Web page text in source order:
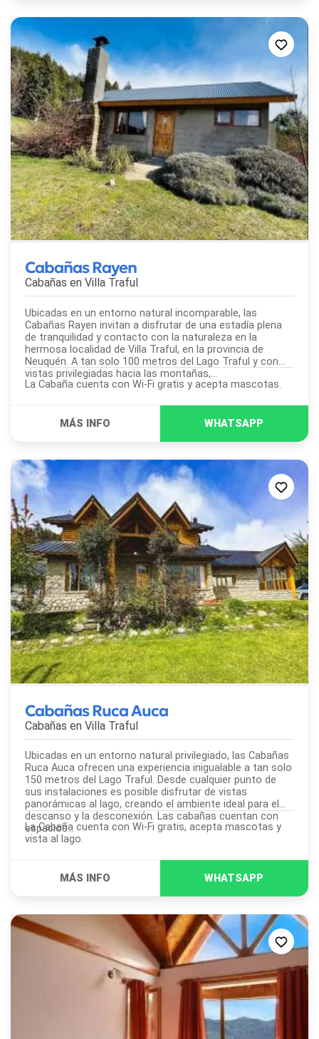
Cabañas Rayen
Cabañas en Villa Traful
Ubicadas en un entorno natural incomparable, las
Cabañas Rayen invitan a disfrutar de una estadía plena
de tranquilidad y contacto con la naturaleza en la
hermosa localidad de Villa Traful, en la provincia de
Neuquén. A tan solo 100 metros del Lago Traful y con
vistas privilegiadas hacia las montañas,...
La Cabaña cuenta con Wi-Fi gratis y acepta mascotas.
Cabañas Ruca Auca
Cabañas en Villa Traful
Ubicadas en un entorno natural privilegiado, las Cabañas
Ruca Auca ofrecen una experiencia inigualable a tan solo
150 metros del Lago Traful. Desde cualquier punto de
sus instalaciones es posible disfrutar de vistas
panorámicas al lago, creando el ambiente ideal para el
descanso y la desconexión. Las cabañas cuentan con
espacios...
La Cabaña cuenta con Wi-Fi gratis, acepta mascotas y
vista al lago.